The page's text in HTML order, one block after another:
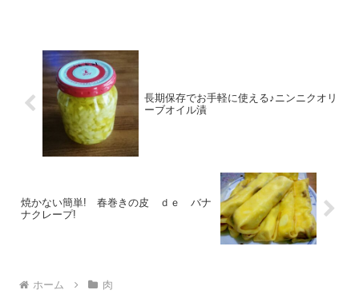
長期保存でお手軽に使える♪ニンニクオリ
ーブオイル漬
焼かない簡単! 春巻きの皮 ｄｅ バナ
ナクレープ!
ホーム 肉